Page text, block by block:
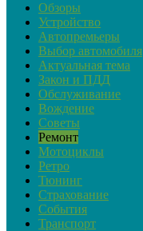
Обзоры
Устройство
Автопремьеры
Выбор автомобиля
Актуальная тема
Закон и ПДД
Обслуживание
Вождение
Советы
Ремонт
Мотоциклы
Ретро
Тюнинг
Страхование
События
Транспорт